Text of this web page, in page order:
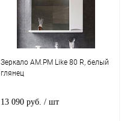
Зеркало AM.PM Like 80 R, белый
глянец
13 090 руб. / шт